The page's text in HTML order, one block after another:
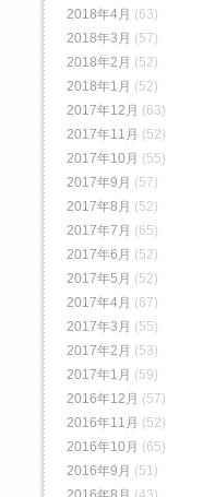
2018年4月 (63)
2018年3月 (57)
2018年2月 (52)
2018年1月 (52)
2017年12月 (63)
2017年11月 (52)
2017年10月 (55)
2017年9月 (57)
2017年8月 (52)
2017年7月 (65)
2017年6月 (52)
2017年5月 (52)
2017年4月 (67)
2017年3月 (55)
2017年2月 (53)
2017年1月 (59)
2016年12月 (57)
2016年11月 (52)
2016年10月 (65)
2016年9月 (51)